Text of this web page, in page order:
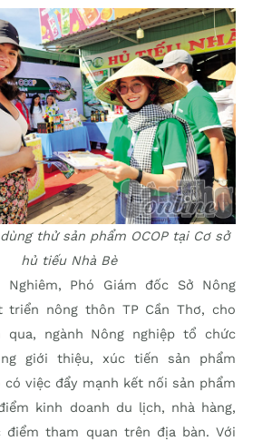
thử sản phẩm OCOP tại Cơ sở
hủ tiếu Nhà Bè
Nghiêm, Phó Giám đốc Sở Nông
triển nông thôn TP Cần Thơ, cho
qua, ngành Nông nghiệp tổ chức
giới thiệu, xúc tiến sản phẩm
có việc đẩy mạnh kết nối sản phẩm
kinh doanh du lịch, nhà hàng,
điểm tham quan trên địa bàn. Với